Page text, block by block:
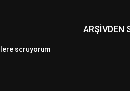
soruyorum
ARŞİVDEN